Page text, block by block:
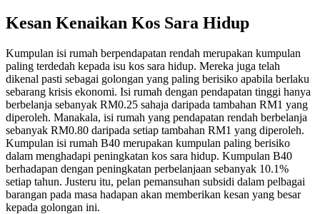
Kesan Kenaikan Kos Sara Hidup
Kumpulan isi rumah berpendapatan rendah merupakan kumpulan
paling terdedah kepada isu kos sara hidup. Mereka juga telah
dikenal pasti sebagai golongan yang paling berisiko apabila berlaku
sebarang krisis ekonomi. Isi rumah dengan pendapatan tinggi hanya
berbelanja sebanyak RM0.25 sahaja daripada tambahan RM1 yang
diperoleh. Manakala, isi rumah yang pendapatan rendah berbelanja
sebanyak RM0.80 daripada setiap tambahan RM1 yang diperoleh.
Kumpulan isi rumah B40 merupakan kumpulan paling berisiko
dalam menghadapi peningkatan kos sara hidup. Kumpulan B40
berhadapan dengan peningkatan perbelanjaan sebanyak 10.1%
setiap tahun. Justeru itu, pelan pemansuhan subsidi dalam pelbagai
barangan pada masa hadapan akan memberikan kesan yang besar
kepada golongan ini.